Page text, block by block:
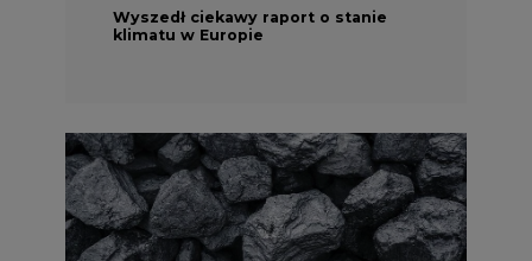
Wyszedł ciekawy raport o stanie
klimatu w Europie